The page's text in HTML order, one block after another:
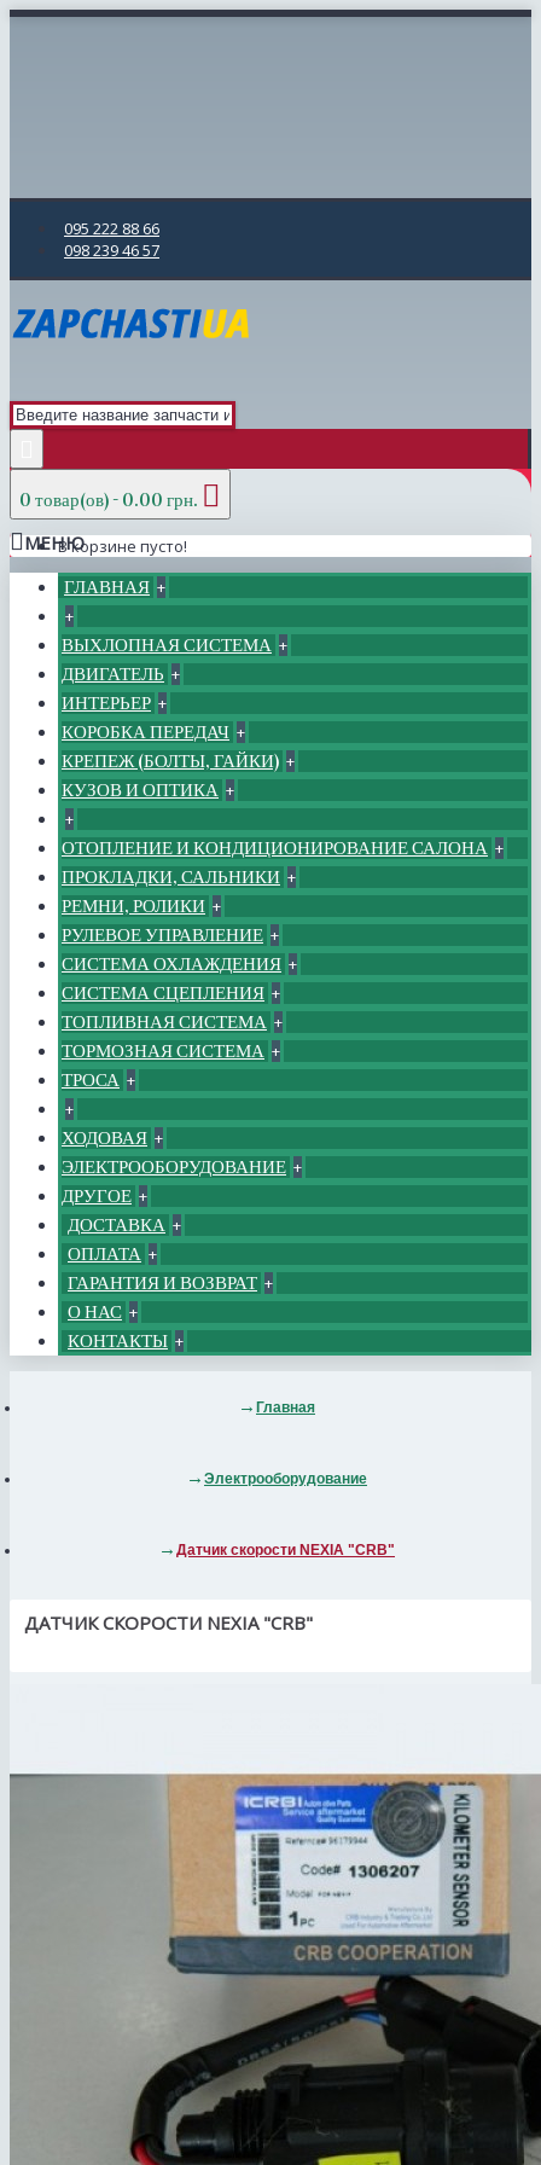
095 222 88 66
098 239 46 57
0 товар(ов) - 0.00 грн.
В корзине пусто!
МЕНЮ
ГЛАВНАЯ +
+
ВЫХЛОПНАЯ СИСТЕМА +
ДВИГАТЕЛЬ +
ИНТЕРЬЕР +
КОРОБКА ПЕРЕДАЧ +
КРЕПЕЖ (БОЛТЫ, ГАЙКИ) +
КУЗОВ И ОПТИКА +
+
ОТОПЛЕНИЕ И КОНДИЦИОНИРОВАНИЕ САЛОНА +
ПРОКЛАДКИ, САЛЬНИКИ +
РЕМНИ, РОЛИКИ +
РУЛЕВОЕ УПРАВЛЕНИЕ +
СИСТЕМА ОХЛАЖДЕНИЯ +
СИСТЕМА СЦЕПЛЕНИЯ +
ТОПЛИВНАЯ СИСТЕМА +
ТОРМОЗНАЯ СИСТЕМА +
ТРОСА +
+
ХОДОВАЯ +
ЭЛЕКТРООБОРУДОВАНИЕ +
ДРУГОЕ +
ДОСТАВКА +
ОПЛАТА +
ГАРАНТИЯ И ВОЗВРАТ +
О НАС +
КОНТАКТЫ +
Главная
Электрооборудование
Датчик скорости NEXIA "CRB"
ДАТЧИК СКОРОСТИ NEXIA "CRB"